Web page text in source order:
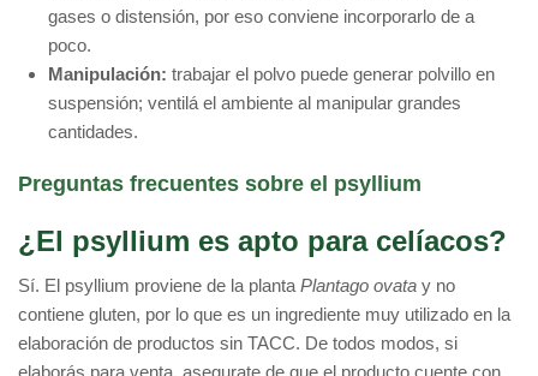
gases o distensión, por eso conviene incorporarlo de a
poco.
Manipulación: trabajar el polvo puede generar polvillo en
suspensión; ventilá el ambiente al manipular grandes
cantidades.
Preguntas frecuentes sobre el psyllium
¿El psyllium es apto para celíacos?
Sí. El psyllium proviene de la planta Plantago ovata y no
contiene gluten, por lo que es un ingrediente muy utilizado en la
elaboración de productos sin TACC. De todos modos, si